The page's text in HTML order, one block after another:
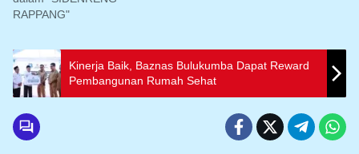
RAPPANG"
Kinerja Baik, Baznas Bulukumba Dapat Reward
Pembangunan Rumah Sehat